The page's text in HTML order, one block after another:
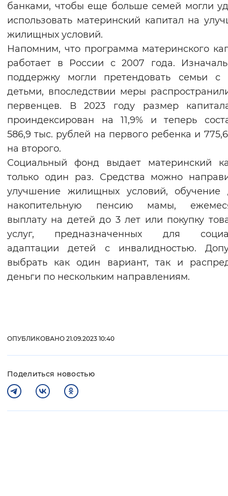
банками, чтобы еще больше семей могли
использовать материнский капитал на
жилищных условий.
Напомним, что программа материнского
работает в России с 2007 года.
поддержку могли претендовать семьи с
детьми, впоследствии меры
первенцев. В 2023 году размер
проиндексирован на 11,9% и теперь
586,9 тыс. рублей на первого ребенка и
на второго.
Социальный фонд выдает материнский
только один раз. Средства можно
улучшение жилищных условий, обучение
накопительную пенсию мамы,
выплату на детей до 3 лет или покупку
услуг, предназначенных для
адаптации детей с инвалидностью.
выбрать как один вариант, так и
деньги по нескольким направлениям.
ОПУБЛИКОВАНО 21.09.2023 10:40
Поделиться новостью